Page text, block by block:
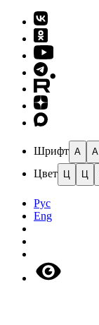
Шрифт A A
Цвет Ц Ц
Рус
Eng